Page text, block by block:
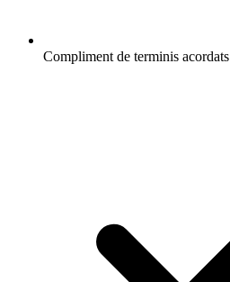
Compliment de terminis acordats